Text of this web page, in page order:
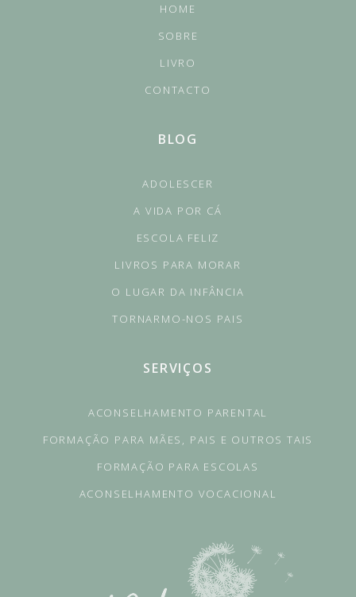
HOME
SOBRE
LIVRO
CONTACTO
BLOG
ADOLESCER
A VIDA POR CÁ
ESCOLA FELIZ
LIVROS PARA MORAR
O LUGAR DA INFÂNCIA
TORNARMO-NOS PAIS
SERVIÇOS
ACONSELHAMENTO PARENTAL
FORMAÇÃO PARA MÃES, PAIS E OUTROS TAIS
FORMAÇÃO PARA ESCOLAS
ACONSELHAMENTO VOCACIONAL